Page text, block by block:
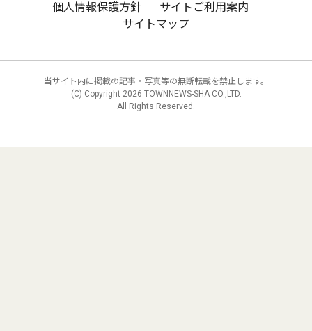
個人情報保護方針
サイトご利用案内
サイトマップ
当サイト内に掲載の記事・写真等の無断転載を禁止します。
(C) Copyright 2026 TOWNNEWS-SHA CO.,LTD.
All Rights Reserved.